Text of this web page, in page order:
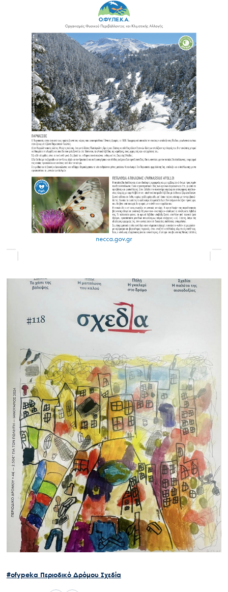
#ofypeka Περιοδικό Δρόμου Σχεδία